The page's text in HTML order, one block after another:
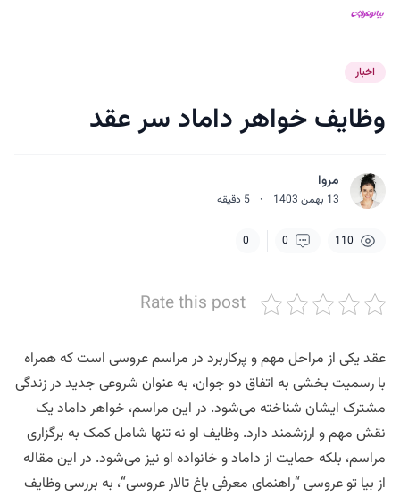
اخبار
وظایف خواهر داماد سر عقد
مروا
13 بهمن 1403 ·
5 دقیقه
110
0
0
Rate this post
عقد یکی از مراحل مهم و پرکاربرد در مراسم عروسی است که همراه
با رسمیت بخشی به اتفاق دو جوان، به عنوان شروعی جدید در زندگی
مشترک ایشان شناخته می‌شود. در این مراسم، خواهر داماد یک
نقش مهم و ارزشمند دارد. وظایف او نه تنها شامل کمک به برگزاری
مراسم، بلکه حمایت از داماد و خانواده او نیز می‌شود. در این مقاله
از بیا تو عروسی “راهنمای معرفی باغ تالار عروسی“، به بررسی وظایف